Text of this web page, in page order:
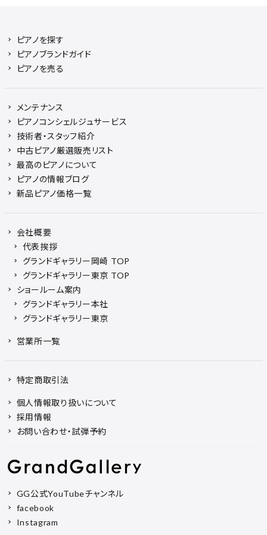
ピアノを探す
ピアノブランドガイド
ピアノを売る
メンテナンス
ピアノコンシェルジュサービス
技術者・スタッフ紹介
中古ピアノ厳選販売リスト
最高のピアノについて
ピアノの情報ブログ
新品ピアノ価格一覧
会社概要
代表挨拶
グランドギャラリー岡崎 TOP
グランドギャラリー東京 TOP
ショールーム案内
グランドギャラリー本社
グランドギャラリー東京
営業所一覧
特定商取引法
個人情報取り扱いについて
採用情報
お問い合わせ・試弾予約
GG公式YouTubeチャンネル
facebook
Instagram